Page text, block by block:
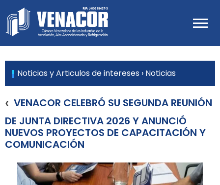
to
content
Cámara Venezolana de las
Acondicionado y Refrigeración
Noticias y Articulos de intereses › Noticias
‹ VENACOR CELEBRÓ SU SEGUNDA REUNIÓN
DE JUNTA DIRECTIVA 2026 Y ANUNCIÓ
NUEVOS PROYECTOS DE CAPACITACIÓN Y
COMUNICACIÓN